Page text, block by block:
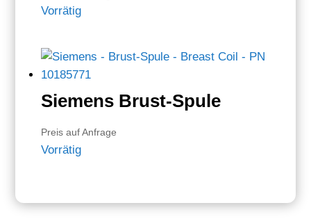
Vorrätig
Siemens Brust-Spule
Preis auf Anfrage
Vorrätig